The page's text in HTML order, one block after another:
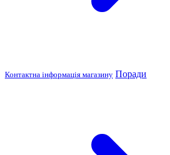
Контактна інформація магазину Поради